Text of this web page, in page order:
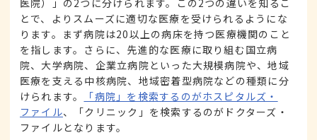
医院）」の2つに分けられます。この2つの違いを知るこ
とで、よりスムーズに適切な医療を受けられるようにな
ります。まず病院は20以上の病床を持つ医療機関のこと
を指します。さらに、先進的な医療に取り組む国立病
院、大学病院、企業立病院といった大規模病院や、地域
医療を支える中核病院、地域密着型病院などの種類に分
けられます。
「病院」を検索するのがホスピタルズ・
ファイル、「クリニック」を検索するのがドクターズ・
ファイルとなります。